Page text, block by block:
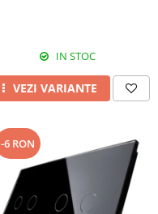
IN STOC
VEZI VARIANTE
-6 RON